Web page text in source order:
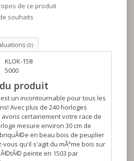
de ce produit
souhaits
(0)
KLOK-158
5000
produit
un incontournable pour tous les
Avec plus de 240 horloges
certainement votre race de
mesure environ 30 cm de
en beau bois de peuplier
qu'il s'agit du mÃªme bois sur
peinte en 1503 par